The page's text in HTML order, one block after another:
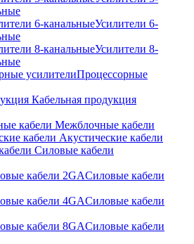
Усилители 6-
Усилители 8-
Процессорные
Кабельная продукция
Межблочные кабели
Акустические кабели
Силовые кабели
Силовые кабели
Силовые кабели
Силовые кабели